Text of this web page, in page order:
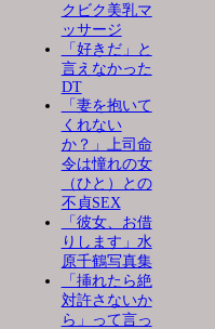
クビク美乳マ
ッサージ
「好きだ」と
言えなかった
DT
「妻を抱いて
くれない
か？」上司命
令は憧れの女
（ひと）との
不貞SEX
「彼女、お借
りします」水
原千鶴写真集
「挿れたら絶
対許さないか
ら」って言っ